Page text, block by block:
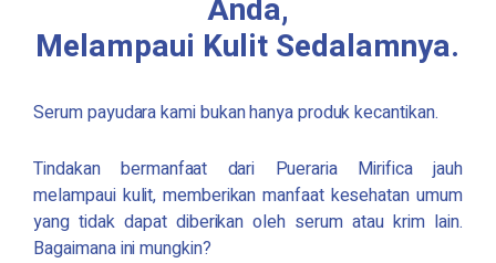
Anda,
Melampaui Kulit Sedalamnya.
Serum payudara kami bukan hanya produk kecantikan.
Tindakan bermanfaat dari Pueraria Mirificajauh
melampaui kulit, memberikan manfaat kesehatan umum
yang tidak dapat diberikan oleh serum atau krim lain.
Bagaimana ini mungkin?